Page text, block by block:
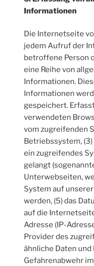
Informationen
Die Internetseite
jedem Aufruf der
betroffene Person
eine Reihe von
Informationen.
Informationen
gespeichert.
verwendeten
vom zugreifenden
Betriebssystem,
ein zugreifendes
gelangt
Unterwebseiten,
System auf
werden, (5) das
auf die
Adresse (IP-
Provider des
ähnliche Daten
Gefahrenabwehr